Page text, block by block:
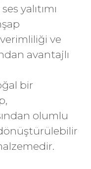
yalıtımı
ve
avantajlı
bir
olumlu